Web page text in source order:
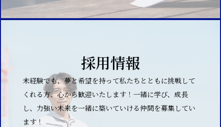
採用情報
未経験でも、夢と希望を持って私たちとともに挑戦して
くれる方、心から歓迎いたします！一緒に学び、成長
し、力強い未来を一緒に築いていける仲間を募集してい
ます！